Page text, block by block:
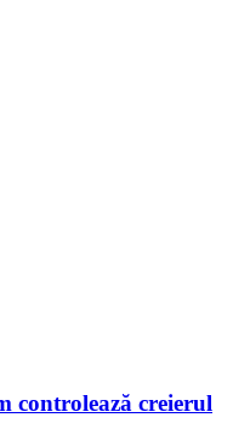
controlează creierul